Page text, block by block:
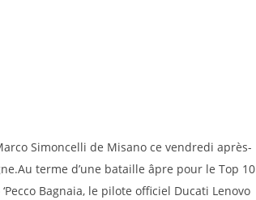
Simoncelli de Misano ce vendredi après-
terme d’une bataille âpre pour le Top 10
Bagnaia, le pilote officiel Ducati Lenovo